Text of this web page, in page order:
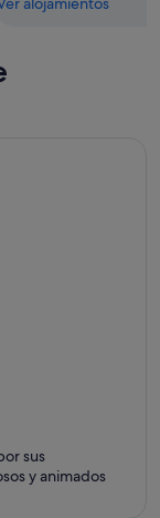
sus
y animados